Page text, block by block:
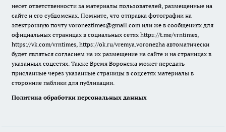
несет ответственности за материалы пользователей, размещенные на
сайте и его субдоменах. Помните, что отправка фотографии на
электронную почту voroneztimes@gmail.com или же в сообщениях для
официальных страницах в социальных сетях https://t.me/vrntimes,
https://vk.com/vrntimes, https://ok.ru/vremya.voronezha автоматически
будет являться согласием на их размещение на сайте и на страницах в
указанных соцсетях. Также Время Воронежа может передать
присланные через указанные страницы в соцсетях материалы в
сторонние паблики для публикации.
Политика обработки персональных данных